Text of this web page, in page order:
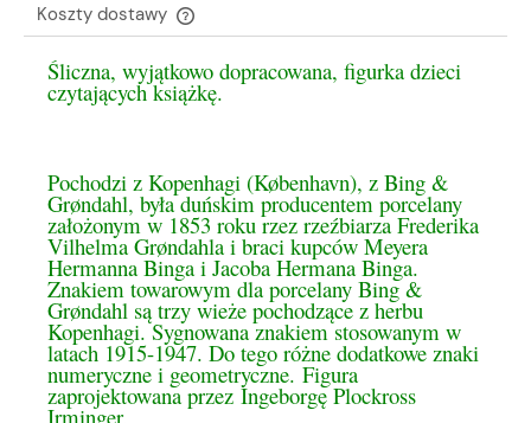
Koszty dostawy
Cena nie zawiera ewentualnych kosztów płatności
Śliczna, wyjątkowo dopracowana, figurka dzieci
czytających książkę.
Pochodzi z Kopenhagi (København), z Bing &
Grøndahl, była duńskim producentem porcelany
założonym w 1853 roku rzez rzeźbiarza Frederika
Vilhelma Grøndahla i braci kupców Meyera
Hermanna Binga i Jacoba Hermana Binga.
Znakiem towarowym dla porcelany Bing &
Grøndahl są trzy wieże pochodzące z herbu
Kopenhagi. Sygnowana znakiem stosowanym w
latach 1915-1947. Do tego różne dodatkowe znaki
numeryczne i geometryczne. Figura
zaprojektowana przez Ingeborgę Plockross
Irminger.